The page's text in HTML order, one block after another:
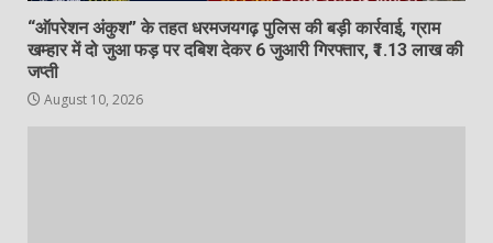
6
ओड़िशा सीमा पर चांउरधुआ जलप्रपात का
ऐतिहासिक नजारा
“ऑपरेशन अंकुश” के तहत धरमजयगढ़ पुलिस की बड़ी कार्रवाई, ग्राम
खम्हार में दो जुआ फड़ पर दबिश देकर 6 जुआरी गिरफ्तार, ₹1.13 लाख की
जप्ती
August 10, 2026